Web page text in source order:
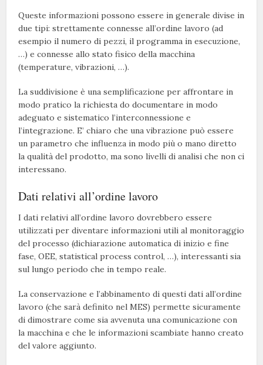
Queste informazioni possono essere in generale divise in
due tipi: strettamente connesse all’ordine lavoro (ad
esempio il numero di pezzi, il programma in esecuzione,
…) e connesse allo stato fisico della macchina
(temperature, vibrazioni, …).
La suddivisione è una semplificazione per affrontare in
modo pratico la richiesta do documentare in modo
adeguato e sistematico l’interconnessione e
l’integrazione. E’ chiaro che una vibrazione può essere
un parametro che influenza in modo più o mano diretto
la qualità del prodotto, ma sono livelli di analisi che non ci
interessano.
Dati relativi all’ordine lavoro
I dati relativi all’ordine lavoro dovrebbero essere
utilizzati per diventare informazioni utili al monitoraggio
del processo (dichiarazione automatica di inizio e fine
fase, OEE, statistical process control, …), interessanti sia
sul lungo periodo che in tempo reale.
La conservazione e l’abbinamento di questi dati all’ordine
lavoro (che sarà definito nel MES) permette sicuramente
di dimostrare come sia avvenuta una comunicazione con
la macchina e che le informazioni scambiate hanno creato
del valore aggiunto.